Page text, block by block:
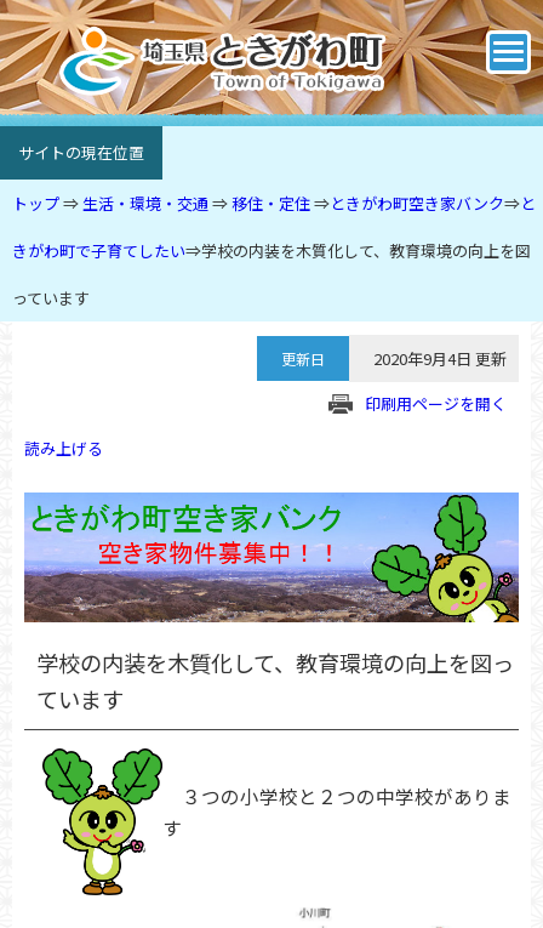
サイトの現在位置
トップ⇒生活・環境・交通 ⇒移住・定住⇒ときがわ町空き家バンク⇒と
きがわ町で子育てしたい⇒学校の内装を木質化して、教育環境の向上を図
っています
更新日
2020年9月4日 更新
印刷用ページを開く
読み上げる
学校の内装を木質化して、教育環境の向上を図っ
ています
３つの小学校と２つの中学校がありま
す